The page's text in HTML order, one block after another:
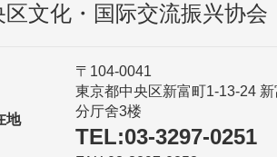
区文化・国际交流振兴协会
地
〒104-0041
東京都中央区新富町1-13-24 新
分厅舍3楼
TEL:03-3297-0251